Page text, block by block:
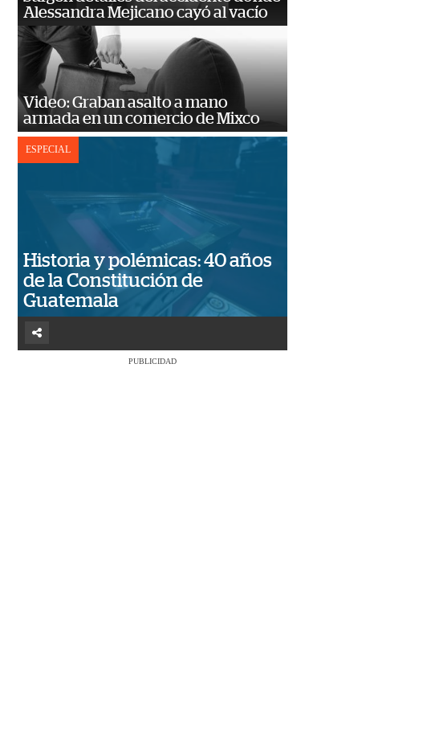
Alessandra Mejicano cayó al vacío
Video: Graban asalto a mano
armada en un comercio de Mixco
ESPECIAL
Historia y polémicas: 40 años
de la Constitución de
Guatemala
PUBLICIDAD